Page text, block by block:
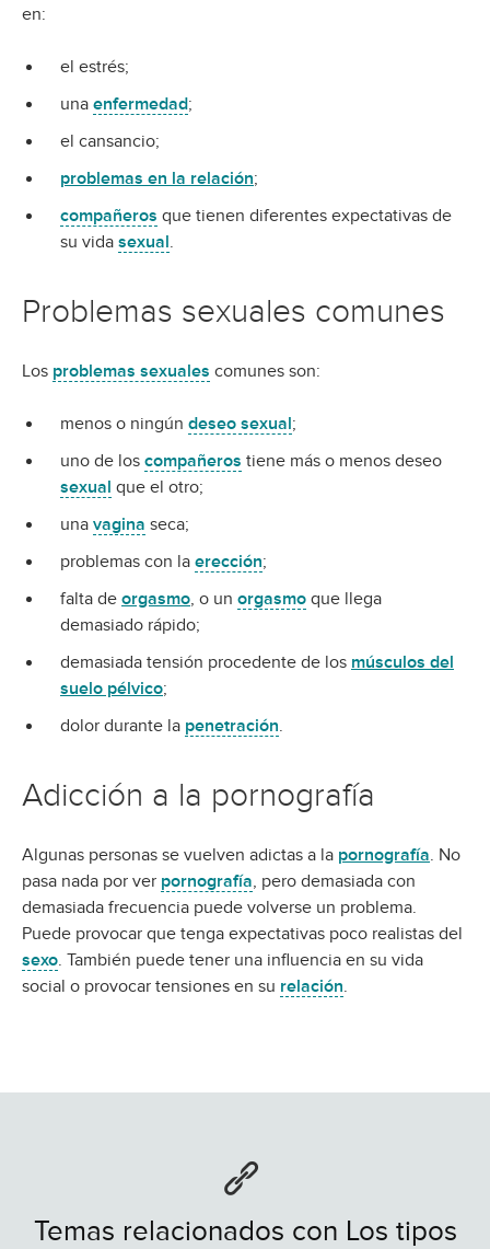
en:
el estrés;
una enfermedad;
el cansancio;
problemas en la relación;
compañeros que tienen diferentes expectativas de
su vida sexual .
Problemas sexuales comunes
Los problemas sexuales comunes son:
menos o ningún deseo sexual ;
uno de los compañeros tiene más o menos deseo
sexual que el otro;
una vagina seca;
problemas con la erección;
falta de orgasmo, o un orgasmo que llega
demasiado rápido;
demasiada tensión procedente de los músculos del
suelo pélvico;
dolor durante la penetración.
Adicción a la pornografía
Algunas personas se vuelven adictas a la pornografía. No
pasa nada por ver pornografía, pero demasiada con
demasiada frecuencia puede volverse un problema.
Puede provocar que tenga expectativas poco realistas del
sexo. También puede tener una influencia en su vida
social o provocar tensiones en su relación.
Temas relacionados con Los tipos